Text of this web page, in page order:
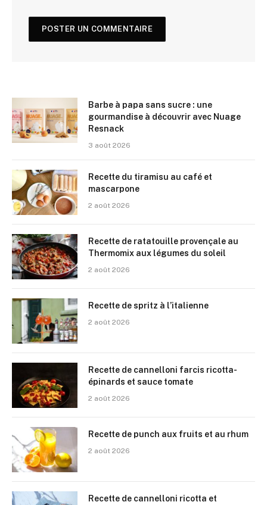
Barbe à papa sans sucre : une
gourmandise à découvrir avec Nuage
Resnack
3 août 2026
Recette du tiramisu au café et
mascarpone
2 août 2026
Recette de ratatouille provençale au
Thermomix aux légumes du soleil
2 août 2026
Recette de spritz à l’italienne
2 août 2026
Recette de cannelloni farcis ricotta-
épinards et sauce tomate
2 août 2026
Recette de punch aux fruits et au rhum
2 août 2026
Recette de cannelloni ricotta et